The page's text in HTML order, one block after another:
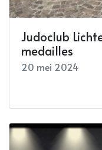
Judoclub
medailles
20 mei 2024